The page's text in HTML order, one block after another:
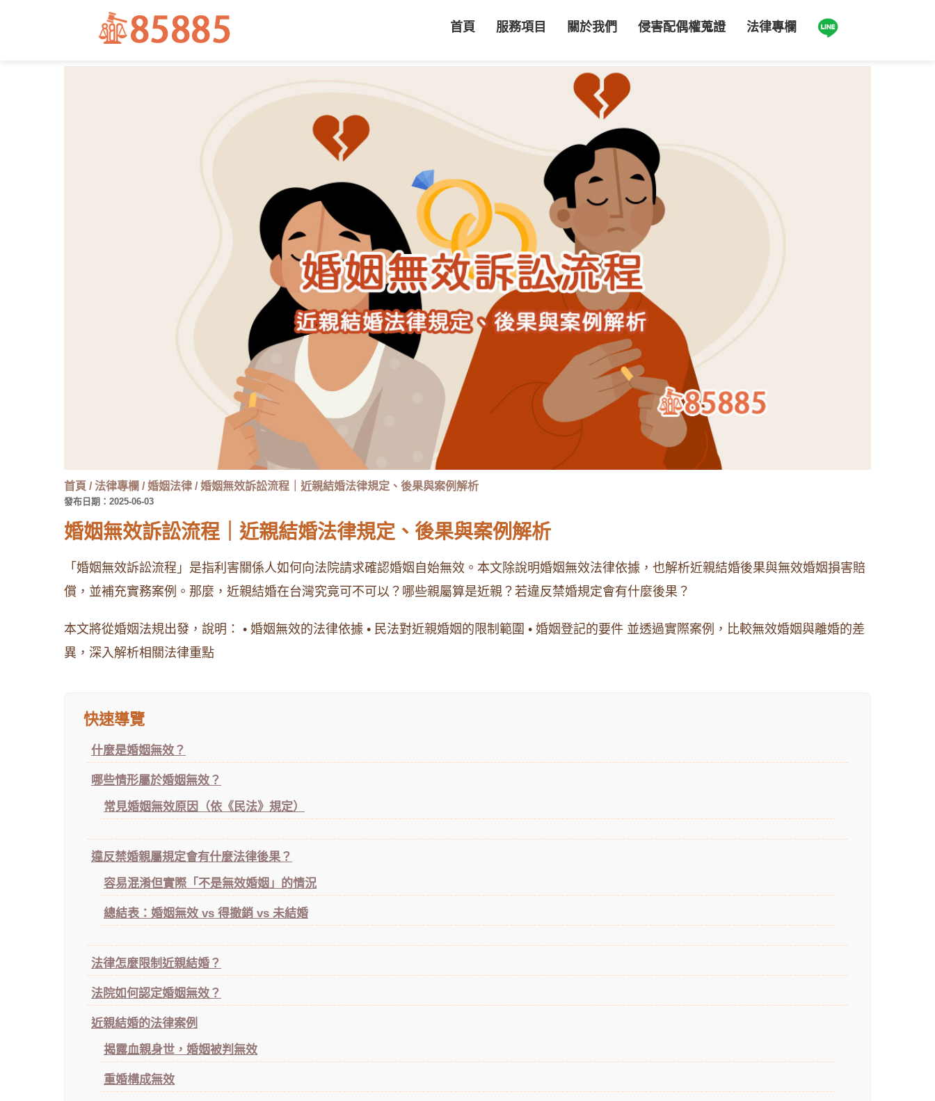
首頁 服務項目 關於我們 侵害配偶權蒐證 法律專欄
首頁 /法律專欄 /婚姻法律 /婚姻無效訴訟流程｜近親結婚法律規定、後果與案例解析
發布日期：2025-06-03
婚姻無效訴訟流程｜近親結婚法律規定、後果與案例解析
「婚姻無效訴訟流程」是指利害關係人如何向法院請求確認婚姻自始無效。本文除說明婚姻無效法律依據，也解析近親結婚後果與無效婚姻損害賠
償，並補充實務案例。那麼，近親結婚在台灣究竟可不可以？哪些親屬算是近親？若違反禁婚規定會有什麼後果？
本文將從婚姻法規出發，說明： • 婚姻無效的法律依據 • 民法對近親婚姻的限制範圍 • 婚姻登記的要件 並透過實際案例，比較無效婚姻與離婚的差
異，深入解析相關法律重點
快速導覽
什麼是婚姻無效？
哪些情形屬於婚姻無效？
常見婚姻無效原因（依《民法》規定）
違反禁婚親屬規定會有什麼法律後果？
容易混淆但實際「不是無效婚姻」的情況
總結表：婚姻無效 vs 得撤銷 vs 未結婚
法律怎麼限制近親結婚？
法院如何認定婚姻無效？
近親結婚的法律案例
揭露血親身世，婚姻被判無效
重婚構成無效